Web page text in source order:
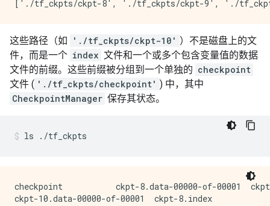
这些路径（如 './tf_ckpts/ckpt-10' ）不是磁盘上的文
件，而是一个 index 文件和一个或多个包含变量值的数据
文件的前缀。这些前缀被分组到一个单独的 checkpoint
文件 ( './tf_ckpts/checkpoint' ) 中，其中
CheckpointManager 保存其状态。
ls ./tf_ckpts
checkpoint           ckpt-8.data-00000-of-00001
ckpt-10.data-00000-of-00001  ckpt-8.index